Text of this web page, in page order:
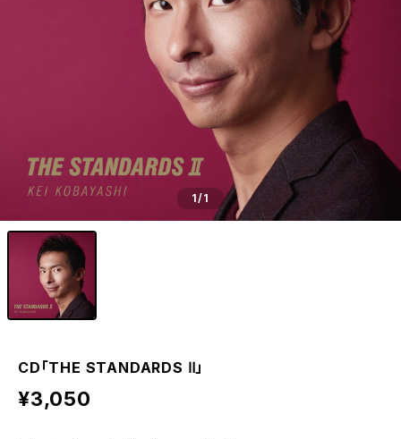
1/1
CD「THE STANDARDS Ⅱ」
¥3,050